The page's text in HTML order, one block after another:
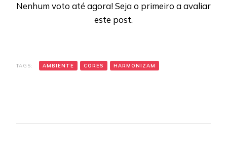
Nenhum voto até agora! Seja o primeiro a avaliar
este post.
TAGS: AMBIENTE CORES HARMONIZAM